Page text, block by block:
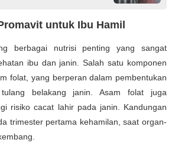
untuk Ibu Hamil
berbagai nutrisi penting yang sangat
ibu dan janin. Salah satu komponen
folat, yang berperan dalam pembentukan
belakang janin. Asam folat juga
risiko cacat lahir pada janin. Kandungan
trimester pertama kehamilan, saat organ-